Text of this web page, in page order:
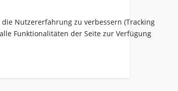
Nutzererfahrung zu verbessern (Tracking
Funktionalitäten der Seite zur Verfügung